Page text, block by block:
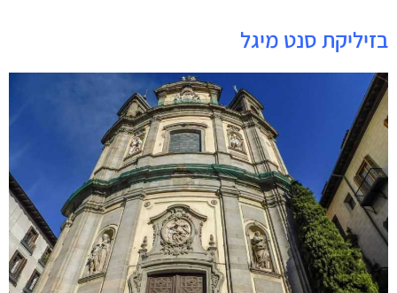
בזיליקת סנט מיגל